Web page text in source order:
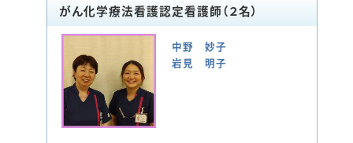
私たち集中ケア認定看護師は「生命の危機
状況にある患者さまの病態変化を予測した
重篤化の予防」「重症患者の廃用症候群な
どの二次的合併症の予防および回復のため
の早期リハビリテーションの実施」の２点を
目標に活動しております。
院内では、RRTや呼吸ケアチームに所属し、
患者さまの重篤化の回避やADL・QOLの維
がん化学療法看護認定看護師（２名）
中野 妙子
岩見 明子